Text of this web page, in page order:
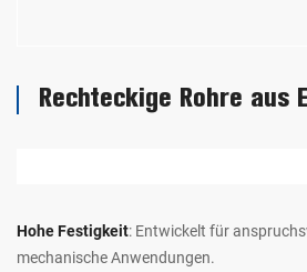
Rechteckige Rohre aus
Hohe Festigkeit: Entwickelt für
mechanische Anwendungen.